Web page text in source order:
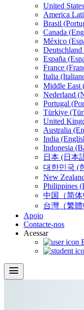
United
America
Brasil
Canada
México
España
France
Italia
Nederland
Portugal
Türkiye
United
Australia
India
Indonesia
日本 (日本
대한민국 (
New
Philippines
中国（简
台灣（繁體
Apoio
Contacte-nos
Acessar
menu